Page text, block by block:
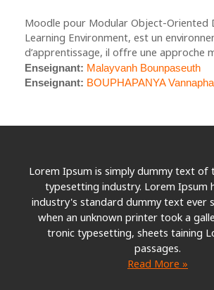
Moodle pour Modular Object-Oriented Dynamic
Learning Environment, est un environnement numérique
d’apprentissage, il offre une approche
collaborative de l’enseignement et de
C’est un Open source développé pour la communauté
Les avantages pédagogiques:
Centralise dans un espace virtuel
matériel pédagogique
Favorise les échanges entre les
l'enseignant
Permet un partage en synchrone
l'information;
Multitude d'activités et
les objectifs pédagogiques
Enseignant: Malayvanh Bounpaseuth
Enseignant: BOUPHAPANYA Vannapha
Lorem Ipsum is simply dummy text of
typesetting industry. Lorem Ipsum
industry's standard dummy text ever
when an unknown printer took a
tronic typesetting, sheets taining
passages.
Read More »